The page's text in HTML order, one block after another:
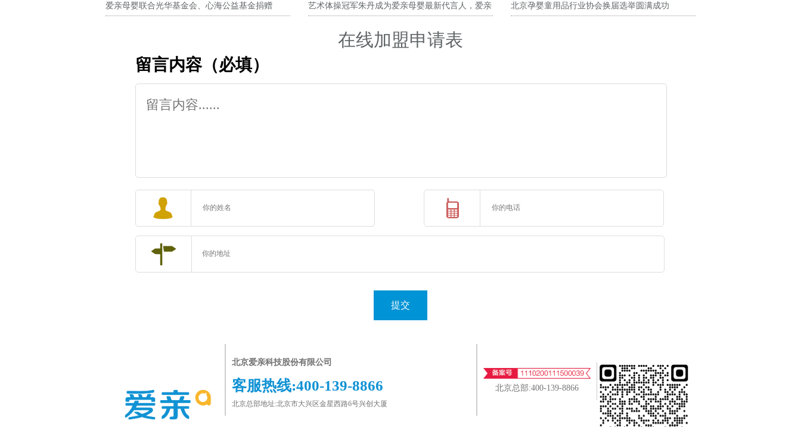
资
爱亲母婴联合光华基金会、心海公益基金捐赠 艺术体操冠军朱丹成为爱亲母婴最新代言人，爱亲 北京孕婴童用品行业协会换届选举圆满成功
在线加盟申请表
留言内容（必填）
提交
北京爱亲科技股份有限公司
客服热线:400-139-8866
北京总部地址:北京市大兴区金星西路6号兴创大厦
北京总部:400-139-8866